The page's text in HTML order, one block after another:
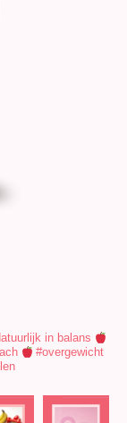
in balans
#overgewicht